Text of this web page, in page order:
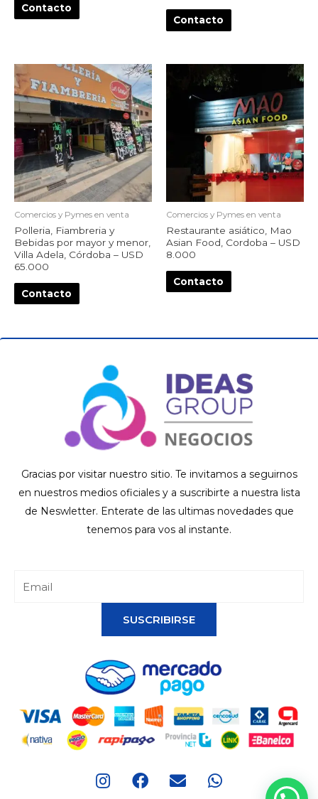
Contacto
Contacto
Comercios y Pymes en venta
Polleria, Fiambreria y
Bebidas por mayor y menor,
Villa Adela, Córdoba – USD
65.000
Contacto
Comercios y Pymes en venta
Restaurante asiático, Mao
Asian Food, Cordoba – USD
8.000
Contacto
Gracias por visitar nuestro sitio. Te invitamos a seguirnos
en nuestros medios oficiales y a suscribirte a nuestra lista
de Neswletter. Enterate de las ultimas novedades que
tenemos para vos al instante.
SUSCRIBIRSE